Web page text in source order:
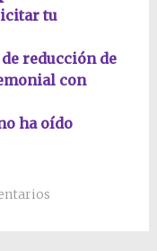
tu
reducción de
con
ha oído